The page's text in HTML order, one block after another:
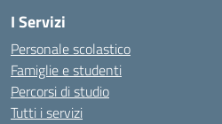
I Servizi
Personale scolastico
Famiglie e studenti
Percorsi di studio
Tutti i servizi